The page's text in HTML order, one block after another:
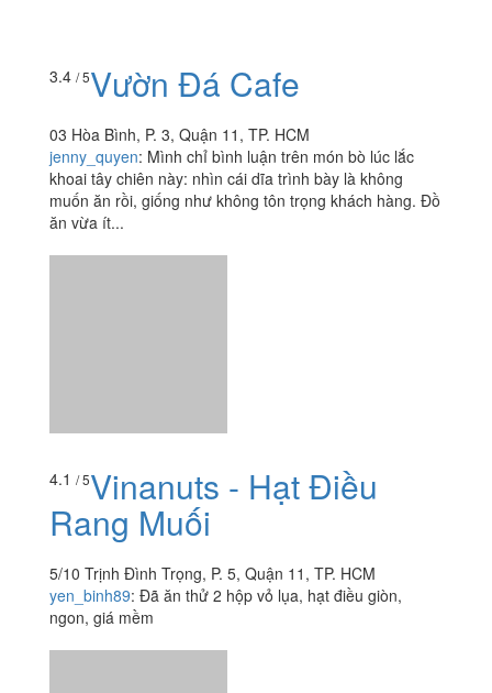
3.4 / 5Vườn Đá Cafe
03 Hòa Bình, P. 3, Quận 11, TP. HCM
jenny_quyen: Mình chỉ bình luận trên món bò lúc lắc
khoai tây chiên này: nhìn cái dĩa trình bày là không
muốn ăn rồi, giống như không tôn trọng khách hàng. Đồ
ăn vừa ít...
4.1 / 5Vinanuts - Hạt Điều
Rang Muối
5/10 Trịnh Đình Trọng, P. 5, Quận 11, TP. HCM
yen_binh89: Đã ăn thử 2 hộp vỏ lụa, hạt điều giòn,
ngon, giá mềm